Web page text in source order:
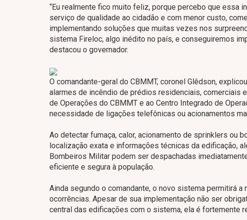
“Eu realmente fico muito feliz, porque percebo que essa
serviço de qualidade ao cidadão e com menor custo,
implementando soluções que muitas vezes nos
sistema Fireloc, algo inédito no país, e conseguiremos
destacou o governador.
O comandante-geral do CBMMT, coronel Glêdson,
alarmes de incêndio de prédios residenciais, comerciais
de Operações do CBMMT e ao Centro Integrado de
necessidade de ligações telefônicas ou acionamentos
Ao detectar fumaça, calor, acionamento de sprinklers ou
localização exata e informações técnicas da edificação,
Bombeiros Militar podem ser despachadas
eficiente e segura à população.
Ainda segundo o comandante, o novo sistema permitirá
ocorrências. Apesar de sua implementação não ser
central das edificações com o sistema, ela é fortemente